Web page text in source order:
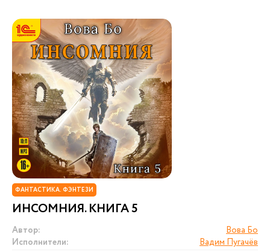
ФАНТАСТИКА. ФЭНТЕЗИ
ИНСОМНИЯ. КНИГА 5
Автор:
Вова Бо
Исполнители:
Вадим Пугачёв